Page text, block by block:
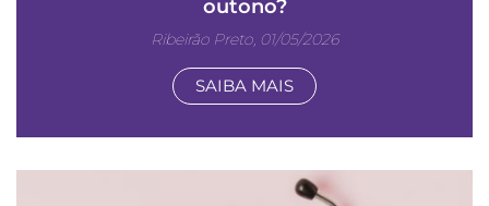
outono?
Ribeirão Preto, 01/05/2026
SAIBA MAIS